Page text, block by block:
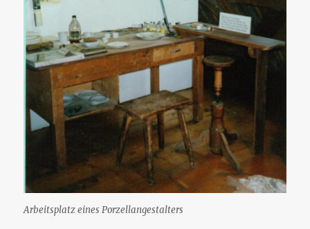
Arbeitsplatz eines Porzellangestalters